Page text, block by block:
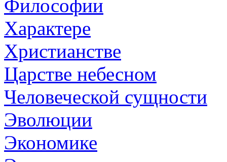
Философии
Характере
Христианстве
Царстве небесном
Человеческой сущности
Эволюции
Экономике